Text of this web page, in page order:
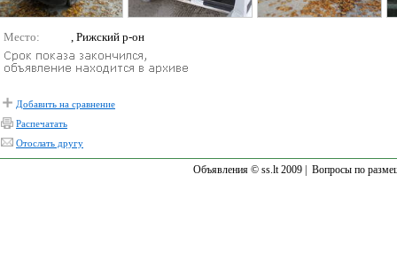
Место: , Рижский р-он
Добавить на сравнение
Распечатать
Отослать другу
Объявления © ss.lt 2009 | Вопросы по